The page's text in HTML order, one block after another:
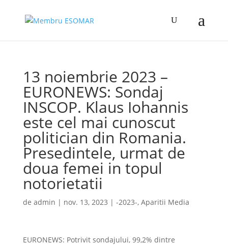
13 noiembrie 2023 –
EURONEWS: Sondaj
INSCOP. Klaus Iohannis
este cel mai cunoscut
politician din Romania.
Presedintele, urmat de
doua femei in topul
notorietatii
de admin | nov. 13, 2023 | -2023-, Aparitii Media
EURONEWS: Potrivit sondajului, 99,2% dintre